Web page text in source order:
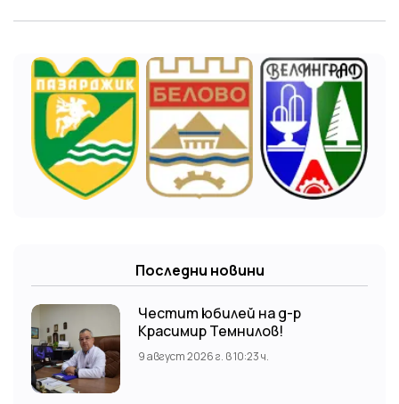
Последни новини
Честит юбилей на д-р
Красимир Темнилов!
9 август 2026 г. в 10:23 ч.